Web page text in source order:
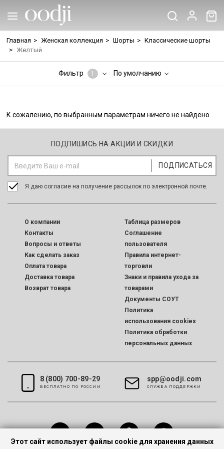
Главная > Женская коллекция > Шорты > Классические шорты
> Желтый
Фильтр 1 По умолчанию
К сожалению, по выбранным параметрам ничего не найдено.
ПОДПИШИСЬ НА АКЦИИ И СКИДКИ
Я даю согласие на получение рассылок по электронной почте.
O компании
Контакты
Вопросы и ответы
Как сделать заказ
Оплата товара
Доставка товара
Возврат товара
Таблица размеров
Соглашение
пользователя
Правила интернет-
торговли
Знаки и правила ухода за
товарами
Документы СОУТ
Политика
использования cookies
Политика обработки
персональных данных
8 (800) 700-89-29
БЕСПЛАТНО ПО РОССИИ
spp@oodji.com
CЛУЖБА ПОДДЕРЖКИ
Этот сайт использует файлы cookie для хранения данных